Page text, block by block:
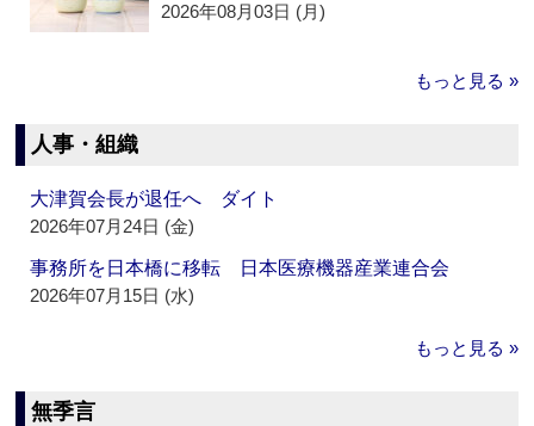
2026年08月03日 (月)
もっと見る »
人事・組織
大津賀会長が退任へ ダイト
2026年07月24日 (金)
事務所を日本橋に移転 日本医療機器産業連合会
2026年07月15日 (水)
もっと見る »
無季言